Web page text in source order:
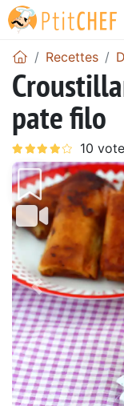
Recettes
pate filo
Précédent